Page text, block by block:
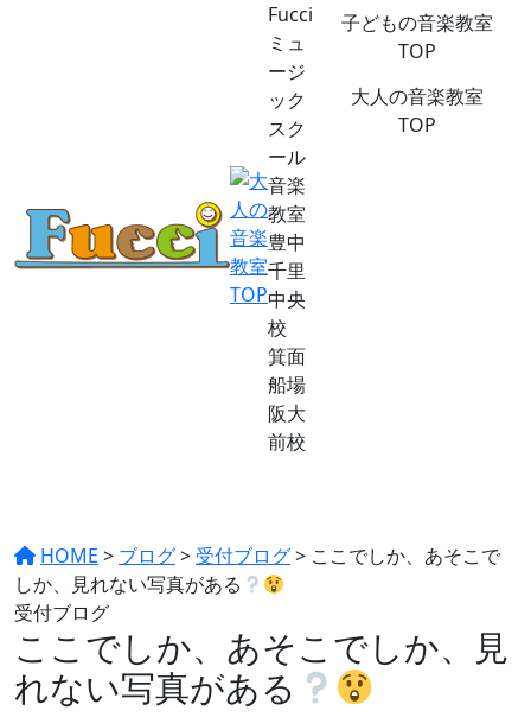
Fucci
ミュ
ージ
ック
スク
ール
音楽
教室
豊中
千里
中央
校
箕面
船場
阪大
前校
子どもの音楽教室
TOP
大人の音楽教室
TOP
HOME > ブログ> 受付ブログ> ここでしか、あそこで
しか、見れない写真がある
受付ブログ
ここでしか、あそこでしか、見
れない写真がある